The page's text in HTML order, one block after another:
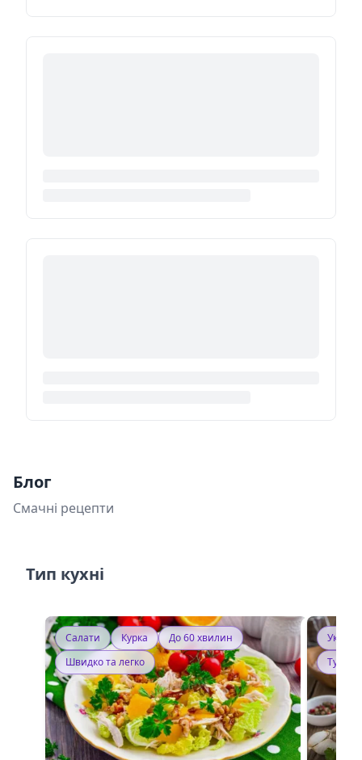
Блог
Смачні рецепти
Тип кухні
Салати Курка
До 60 хвилин
Швидко та легко